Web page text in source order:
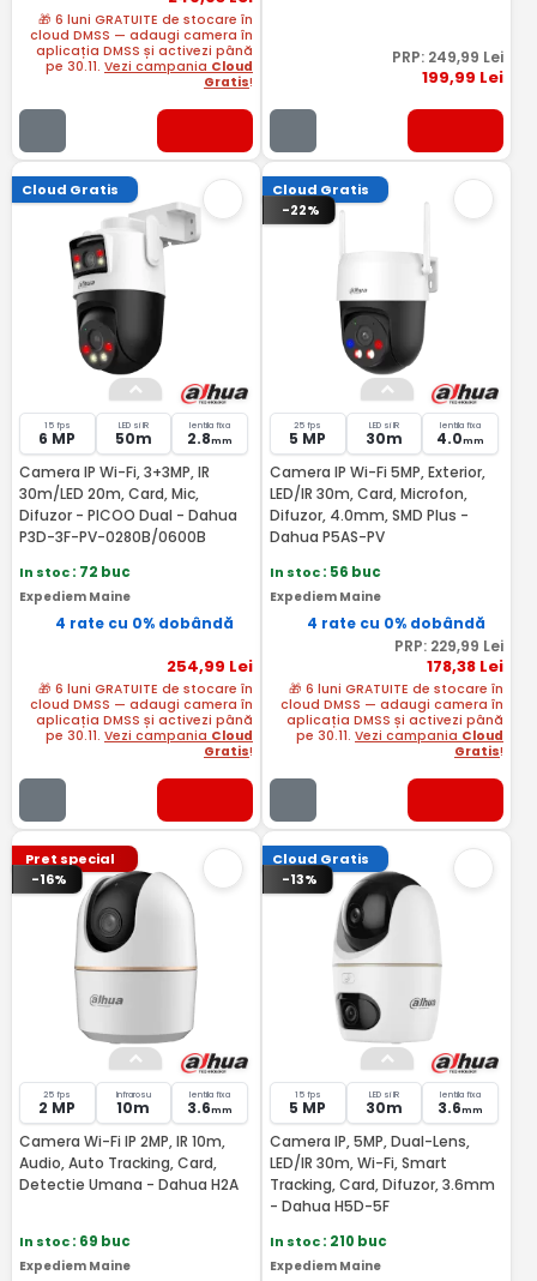
🎁 6 luni GRATUITE de stocare în
cloud DMSS — adaugi camera în
aplicația DMSS și activezi până
pe 30.11. Vezi campania Cloud
Gratis!
PRP: 249,99 Lei
199,99 Lei
Cloud Gratis
15 fps
6 MP
LED si IR
50m
lentila fixa
2.8mm
Camera IP Wi-Fi, 3+3MP, IR
30m/LED 20m, Card, Mic,
Difuzor - PICOO Dual - Dahua
P3D-3F-PV-0280B/0600B
In stoc: 72 buc
Expediem Maine
4 rate cu 0% dobândă
254,99 Lei
🎁 6 luni GRATUITE de stocare în
cloud DMSS — adaugi camera în
aplicația DMSS și activezi până
pe 30.11. Vezi campania Cloud
Gratis!
Cloud Gratis
-22%
25 fps
5 MP
LED si IR
30m
lentila fixa
4.0mm
Camera IP Wi-Fi 5MP, Exterior,
LED/IR 30m, Card, Microfon,
Difuzor, 4.0mm, SMD Plus -
Dahua P5AS-PV
In stoc: 56 buc
Expediem Maine
4 rate cu 0% dobândă
PRP: 229,99 Lei
178,38 Lei
🎁 6 luni GRATUITE de stocare în
cloud DMSS — adaugi camera în
aplicația DMSS și activezi până
pe 30.11.Vezi campania Cloud
Gratis!
Pret special
-16%
25 fps
2 MP
Infrarosu
10m
lentila fixa
3.6mm
Camera Wi-Fi IP 2MP, IR 10m,
Audio, Auto Tracking, Card,
Detectie Umana - Dahua H2A
In stoc: 69 buc
Expediem Maine
Cloud Gratis
-13%
15 fps
5 MP
LED si IR
30m
lentila fixa
3.6mm
Camera IP, 5MP, Dual-Lens,
LED/IR 30m, Wi-Fi, Smart
Tracking, Card, Difuzor, 3.6mm
- Dahua H5D-5F
In stoc: 210 buc
Expediem Maine